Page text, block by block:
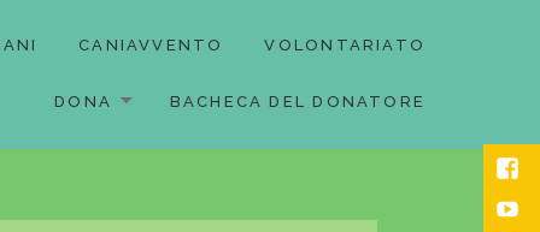
CANIAVVENTO VOLONTARIATO
DONA BACHECA DEL DONATORE